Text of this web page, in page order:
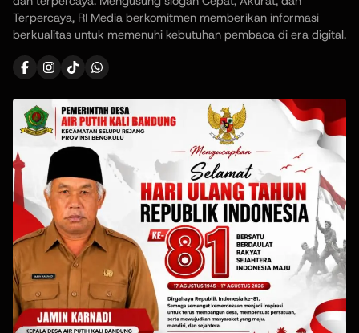
Terpercaya, RI Media berkomitmen memberikan informasi
berkualitas untuk memenuhi kebutuhan pembaca di era digital.